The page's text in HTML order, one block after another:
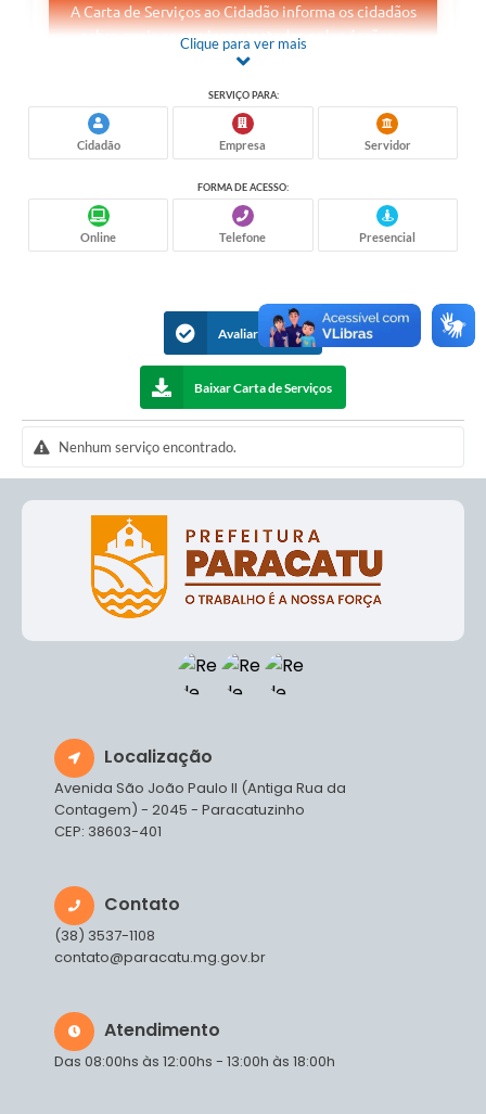
A Carta de Serviços ao Cidadão informa os cidadãos
sobre quais os serviços prestados pelos órgãos e
entidades da Administração Municipal, como
compromissos de atendimento estabelecidos. A
partir da transparência, a Carta de Serviços se
apresenta como instrumento educativo e
elucidativo.
Clique para ver mais
SERVIÇO PARA:
Cidadão Empresa Servidor
FORMA DE ACESSO:
Online Telefone Presencial
Avaliar Serviços
Baixar Carta de Serviços
Nenhum serviço encontrado.
Localização
Avenida São João Paulo II (Antiga Rua da
Contagem) - 2045 - Paracatuzinho
CEP: 38603-401
Contato
(38) 3537-1108
contato@paracatu.mg.gov.br
Atendimento
Das 08:00hs às 12:00hs - 13:00h às 18:00h